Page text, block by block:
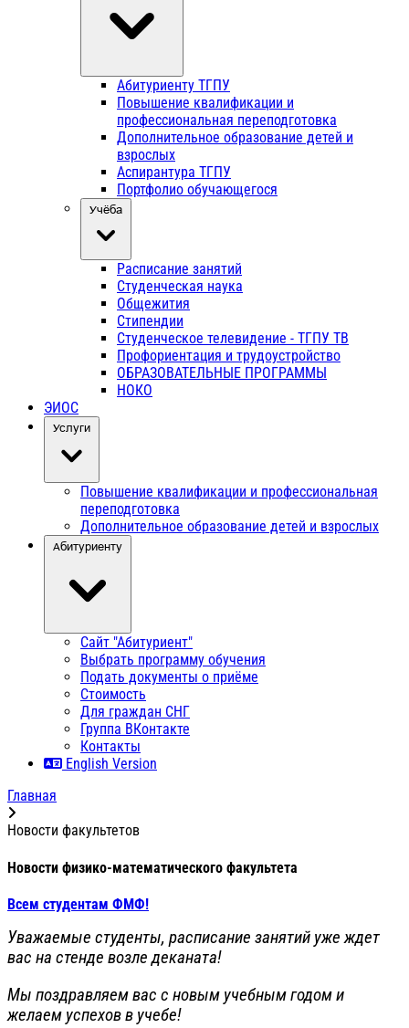
Абитуриенту ТГПУ
Повышение квалификации и
профессиональная переподготовка
Дополнительное образование детей и
взрослых
Аспирантура ТГПУ
Портфолио обучающегося
Учёба
Расписание занятий
Студенческая наука
Общежития
Стипендии
Студенческое телевидение - ТГПУ ТВ
Профориентация и трудоустройство
ОБРАЗОВАТЕЛЬНЫЕ ПРОГРАММЫ
НОКО
ЭИОС
Услуги
Повышение квалификации и профессиональная
переподготовка
Дополнительное образование детей и взрослых
Абитуриенту
Сайт "Абитуриент"
Выбрать программу обучения
Подать документы о приёме
Стоимость
Для граждан СНГ
Группа ВКонтакте
Контакты
English Version
Главная
Новости факультетов
Новости физико-математического факультета
Всем студентам ФМФ!
Уважаемые студенты, расписание занятий уже ждет
вас на стенде возле деканата!
Мы поздравляем вас с новым учебным годом и
желаем успехов в учебе!